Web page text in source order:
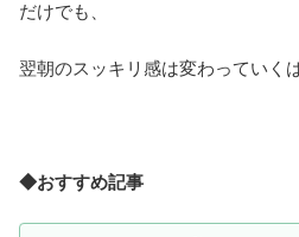
だけでも、
翌朝のスッキリ感は変わっていく
◆おすすめ記事